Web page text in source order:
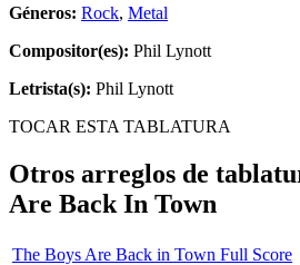
Géneros: Rock, Metal
Compositor(es): Phil Lynott
Letrista(s): Phil Lynott
TOCAR ESTA TABLATURA
Otros arreglos de
Are Back In Town
The Boys Are Back in Town Full Score